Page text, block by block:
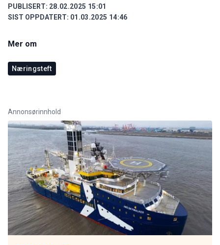
PUBLISERT: 28.02.2025 15:01
SIST OPPDATERT: 01.03.2025 14:46
Mer om
Næringsteft
Annonsørinnhold